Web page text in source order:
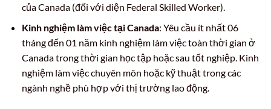
của Canada (đối với diện Federal Skilled Worker).
Kinh nghiệm làm việc tại Canada: Yêu cầu ít nhất 06
tháng đến 01 năm kinh nghiệm làm việc toàn thời gian ở
Canada trong thời gian học tập hoặc sau tốt nghiệp. Kinh
nghiệm làm việc chuyên môn hoặc kỹ thuật trong các
ngành nghề phù hợp với thị trường lao động.